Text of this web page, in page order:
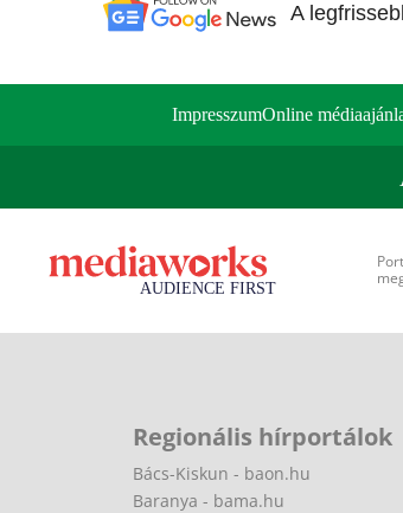
A
ImpresszumOnline
Regionális hírportálok
Bács-Kiskun - baon.hu
Baranya - bama.hu